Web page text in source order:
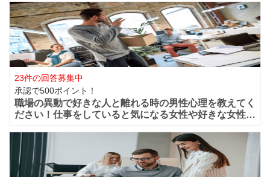
ってしまうような美人は職場ではどの様な行動や特徴が
あるのでしょうか？ファッションセンスが良い
23件の回答募集中
承認で500ポイント！
職場の異動で好きな人と離れる時の男性心理を教えてく
ださい！仕事をしていると気になる女性や好きな女性な
仲良く過ごせたけど異動になってしまうと離れてしまい
ます。 男性的には好きな女性がいた場合は